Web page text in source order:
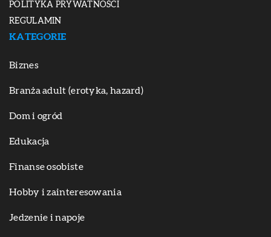
POLITYKA PRYWATNOŚCI
REGULAMIN
KATEGORIE
Biznes
Branża adult (erotyka, hazard)
Dom i ogród
Edukacja
Finanse osobiste
Hobby i zainteresowania
Jedzenie i napoje